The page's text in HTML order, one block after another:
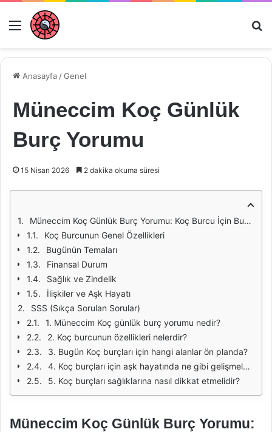
Menü
Anasayfa /Genel
Müneccim Koç Günlük
Burç Yorumu
15 Nisan 2026 2 dakika okuma süresi
Müneccim Koç Günlük Burç Yorumu: Koç Burcu İçin Bugünün Enerjileri
Koç Burcunun Genel Özellikleri
Bugünün Temaları
Finansal Durum
Sağlık ve Zindelik
İlişkiler ve Aşk Hayatı
SSS (Sıkça Sorulan Sorular)
1. Müneccim Koç günlük burç yorumu nedir?
2. Koç burcunun özellikleri nelerdir?
3. Bugün Koç burçları için hangi alanlar ön planda?
4. Koç burçları için aşk hayatında ne gibi gelişmeler olabilir?
5. Koç burçları sağlıklarına nasıl dikkat etmelidir?
Müneccim Koç Günlük Burç Yorumu: